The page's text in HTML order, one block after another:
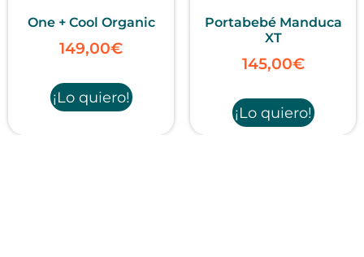
One + Cool Organic
149,00€
¡Lo quiero!
Portabebé Manduca
XT
145,00€
¡Lo quiero!